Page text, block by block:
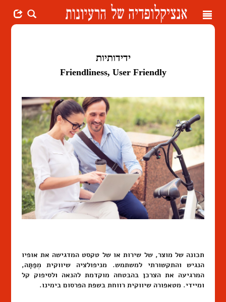
Toggle
ידידותיות
Friendliness, User Friendly
תכונה של מוצר, של שירות או של טקסט המדגישה את אופיו
הנגיש והתקשורתי למשתמש. מניפולציה שיווקית מְפַתָּה,
המרגיעה את הצרכן בהבטחה מוקדמת להנאה ולסיפוק קל
ומיידי. מטאפורה שיווקית רווחת בשפת הפרסום בימינו.